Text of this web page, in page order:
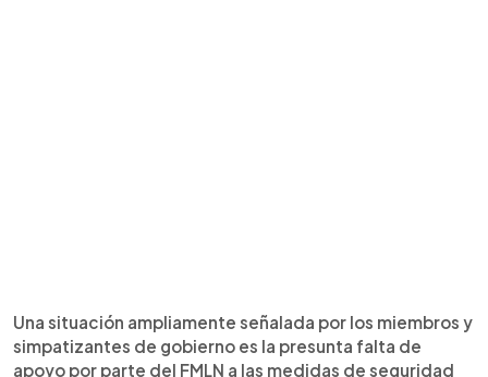
Una situación ampliamente señalada por los miembros y
simpatizantes de gobierno es la presunta falta de
apoyo por parte del FMLN a las medidas de seguridad